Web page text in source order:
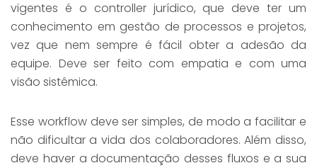
vigentes é o controller jurídico, que deve ter um
conhecimento em gestão de processos e projetos,
vez que nem sempre é fácil obter a adesão da
equipe. Deve ser feito com empatia e com uma
visão sistêmica.
Esse workflow deve ser simples, de modo a facilitar e
não dificultar a vida dos colaboradores. Além disso,
deve haver a documentação desses fluxos e a sua